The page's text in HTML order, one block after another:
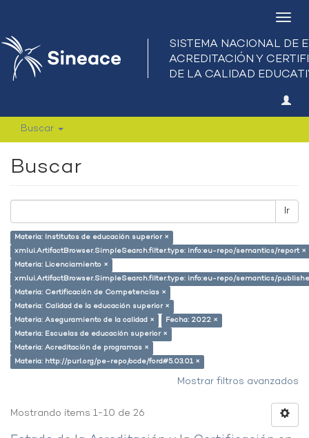
Buscar
Buscar
Ir
Materia: Institutos de educación superior ×
xmlui.ArtifactBrowser.SimpleSearch.filter.type: info:eu-repo/semantics/report ×
Materia: Licenciamiento ×
xmlui.ArtifactBrowser.SimpleSearch.filter.type: info:eu-repo/semantics/
Materia: Certificación de Competencias ×
Materia: Calidad de la educación superior ×
Materia: Aseguramiento de la calidad ×
Fecha: 2022 ×
Materia: Escuelas de educación superior ×
Materia: Acreditación de programas ×
Materia: http://purl.org/pe-repo/ocde/ford#5.03.01 ×
Mostrar filtros avanzados
Mostrando ítems 1-10 de 26